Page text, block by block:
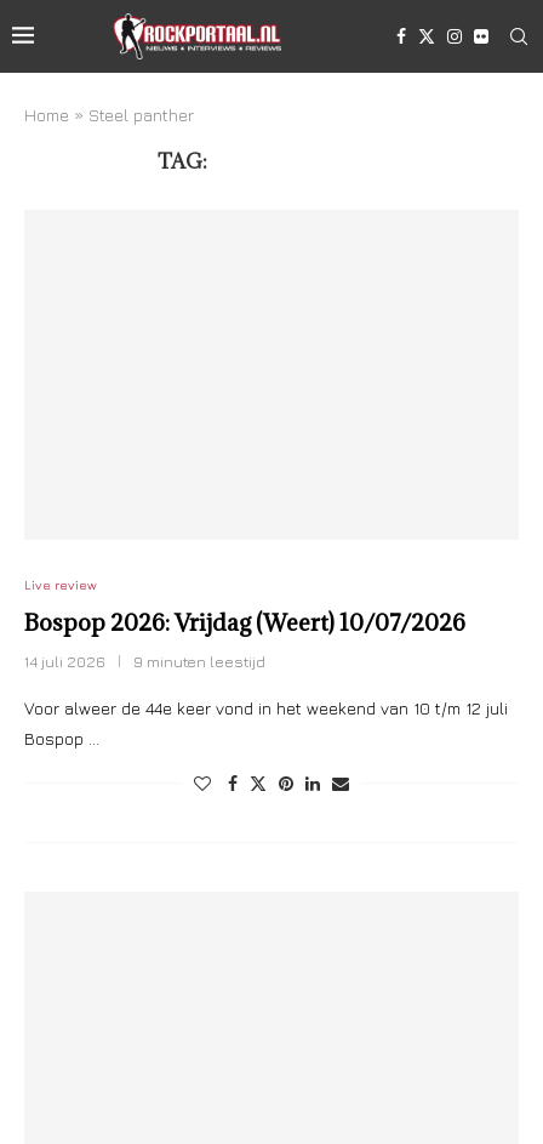
Home » Steel panther
TAG:
Live review
Bospop 2026: Vrijdag (Weert) 10/07/2026
14 juli 2026 9 minuten leestijd
Voor alweer de 44e keer vond in het weekend van 10 t/m 12 juli
Bospop …